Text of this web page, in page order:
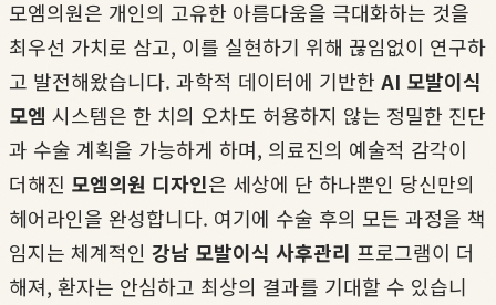
모엠의원은 개인의 고유한 아름다움을 극대화하는 것을
최우선 가치로 삼고, 이를 실현하기 위해 끊임없이 연구하
고 발전해왔습니다. 과학적 데이터에 기반한 AI 모발이식
모엠 시스템은 한 치의 오차도 허용하지 않는 정밀한 진단
과 수술 계획을 가능하게 하며, 의료진의 예술적 감각이
더해진 모엠의원 디자인은 세상에 단 하나뿐인 당신만의
헤어라인을 완성합니다. 여기에 수술 후의 모든 과정을 책
임지는 체계적인 강남 모발이식 사후관리 프로그램이 더
해져, 환자는 안심하고 최상의 결과를 기대할 수 있습니